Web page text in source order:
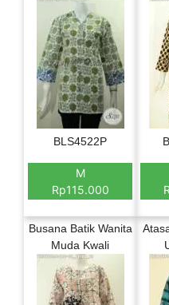
BLS4522P
M
Rp115.000
Busana Batik Wanita
Muda Kwali